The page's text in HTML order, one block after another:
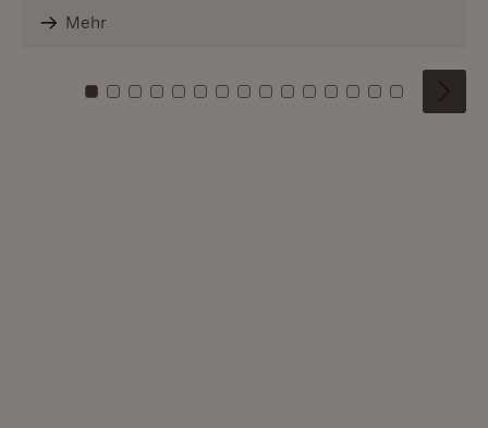
Mehr
Zu Kachel: 0
Zu Kachel: 1
Zu Kachel: 2
Zu Kachel: 3
Zu Kachel: 4
Zu Kachel: 5
Zu Kachel: 6
Zu Kachel: 7
Zu Kachel: 8
Zu Kachel: 9
Zu Kachel: 10
Zu Kachel: 11
Zu Kachel: 12
Zu Kachel:
Zu